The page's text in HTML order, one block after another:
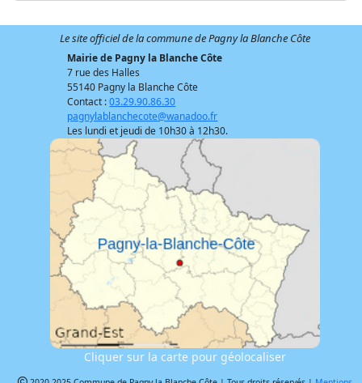
Le site officiel de la commune de Pagny la Blanche Côte
Mairie de Pagny la Blanche Côte
7 rue des Halles
55140 Pagny la Blanche Côte
Contact :03.29.90.86.30
pagnylablanchecote@wanadoo.fr
Les lundi et jeudi de 10h30 à 12h30.
Cliquer sur la carte pour géolocaliser